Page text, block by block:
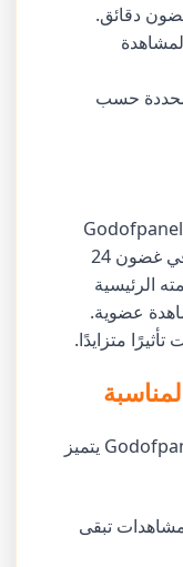
دقائق.
حسب
. في غضون 24
الرئيسية
وجذب أكثر من 5000 مشاهدة عضوية.
ليست كل لوحات SMM متساوية. Godofpanel يتميز
تبقى